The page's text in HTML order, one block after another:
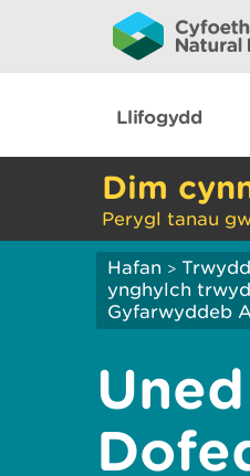
Llifogydd
Dim
Perygl tanau
Hafan >
ynghylch
Gyfarwyddeb